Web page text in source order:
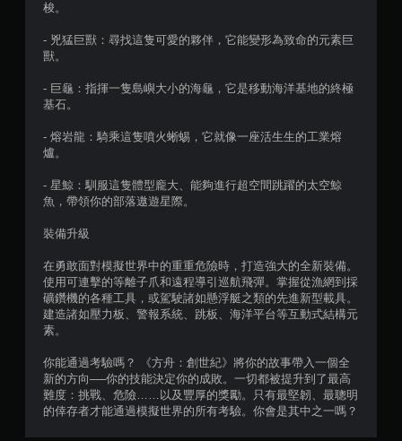
梭。
- 兇猛巨獸：尋找這隻可愛的夥伴，它能變形為致命的元素巨
獸。
- 巨龜：指揮一隻島嶼大小的海龜，它是移動海洋基地的終極
基石。
- 熔岩龍：騎乘這隻噴火蜥蜴，它就像一座活生生的工業熔
爐。
- 星鯨：馴服這隻體型龐大、能夠進行超空間跳躍的太空鯨
魚，帶領你的部落遨遊星際。
裝備升級
在勇敢面對模擬世界中的重重危險時，打造強大的全新裝備。
使用可連擊的等離子爪和遠程導引巡航飛彈。掌握從漁網到採
礦鑽機的各種工具，或駕駛諸如懸浮艇之類的先進新型載具。
建造諸如壓力板、警報系統、跳板、海洋平台等互動式結構元
素。
你能通過考驗嗎？ 《方舟：創世紀》將你的故事帶入一個全
新的方向──你的技能決定你的成敗。一切都被提升到了最高
難度：挑戰、危險……以及豐厚的獎勵。只有最堅韌、最聰明
的倖存者才能通過模擬世界的所有考驗。你會是其中之一嗎？